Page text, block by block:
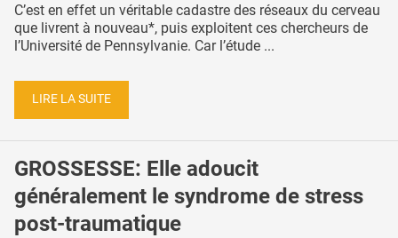
C’est en effet un véritable cadastre des réseaux du cerveau
que livrent à nouveau*, puis exploitent ces chercheurs de
l’Université de Pennsylvanie. Car l’étude ...
LIRE LA SUITE
GROSSESSE: Elle adoucit
généralement le syndrome de stress
post-traumatique